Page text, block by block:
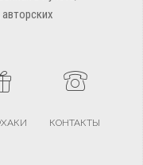
КОНТАКТЫ